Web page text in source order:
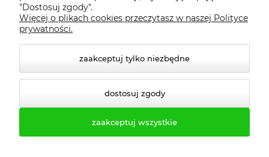
Pomoc
"Dostosuj zgody".
Więcej o plikach cookies przeczytasz w naszej Polityce
prywatności.
zaakceptuj tylko niezbędne
dostosuj zgody
zaakceptuj wszystkie